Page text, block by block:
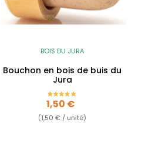
BOIS DU JURA
Bouchon en bois de buis du
Jura
Prix
1,50 €
(1,50 € / unité)